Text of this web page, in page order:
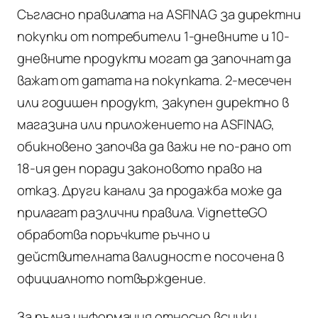
Съгласно правилата на ASFINAG за директни
покупки от потребители 1-дневните и 10-
дневните продукти могат да започнат да
важат от датата на покупката. 2-месечен
или годишен продукт, закупен директно в
магазина или приложението на ASFINAG,
обикновено започва да важи не по-рано от
18-ия ден поради законовото право на
отказ. Други канали за продажба може да
прилагат различни правила. VignetteGO
обработва поръчките ръчно и
действителната валидност е посочена в
официалното потвърждение.